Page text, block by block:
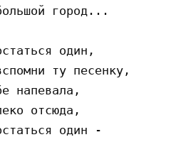
город...
один,
ту песенку,
напевала,
отсюда,
один -